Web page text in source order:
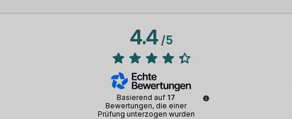
4.4/5
Basierend auf 17
Bewertungen, die einer
Prüfung unterzogen wurden